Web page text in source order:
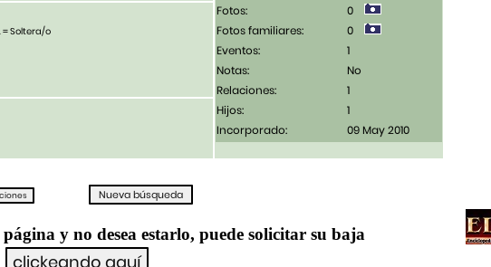
Fotos:
0
Fotos familiares:
0
Eventos:
1
Notas:
No
Relaciones:
1
Hijos:
1
Incorporado:
09 May 2010
= Soltera/o
y no desea estarlo, puede solicitar su baja